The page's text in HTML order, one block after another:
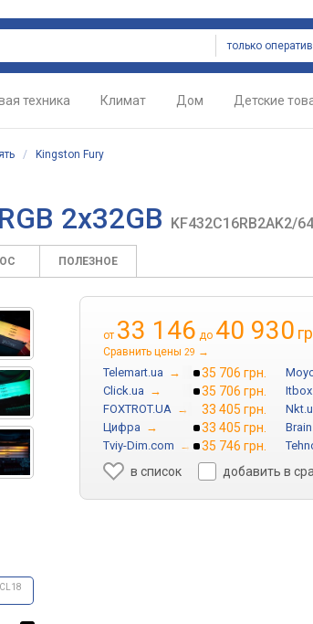
техника Климат Дом Детские
/ Kingston Fury
2x32GB KF432C16RB2AK2/64
ПОЛЕЗНОЕ
от 33 146 до 40 930
Сравнить цены 29 →
Telemart.ua → 35 706 грн.
Click.ua → 35 706 грн.
FOXTROT.UA → 33 405 грн.
Цифра → 33 405 грн.
Tviy-Dim.com → 35 746 грн.
в список
добавить в
CL18